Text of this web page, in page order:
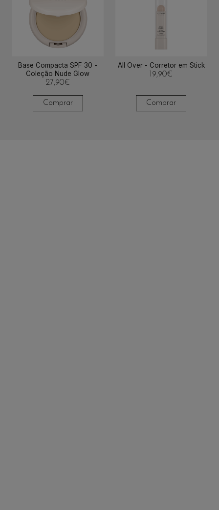
Base Compacta SPF 30 -
Coleção Nude Glow
27,90€
Comprar
All Over - Corretor em Stick
19,90€
Comprar